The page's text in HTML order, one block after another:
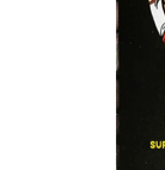
Наёмный
Небесный воин
Немного
Расширенная